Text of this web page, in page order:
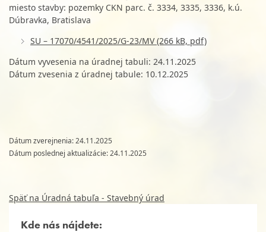
miesto stavby: pozemky CKN parc. č. 3334, 3335, 3336, k.ú.
Dúbravka, Bratislava
SU – 17070/4541/2025/G-23/MV (266 kB, pdf)
Dátum vyvesenia na úradnej tabuli: 24.11.2025
Dátum zvesenia z úradnej tabule: 10.12.2025
Dátum zverejnenia: 24.11.2025
Dátum poslednej aktualizácie: 24.11.2025
Späť na Úradná tabuľa - Stavebný úrad
Kde nás nájdete: